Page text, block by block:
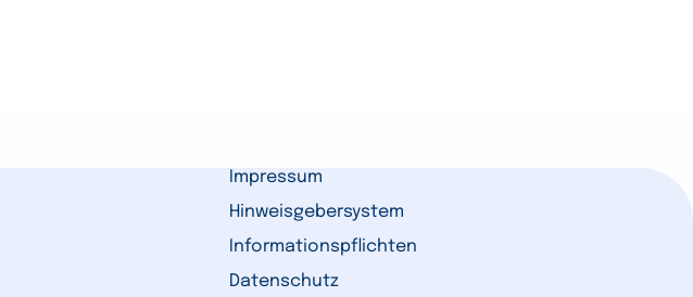
Impressum
Hinweisgebersystem
Informationspflichten
Datenschutz